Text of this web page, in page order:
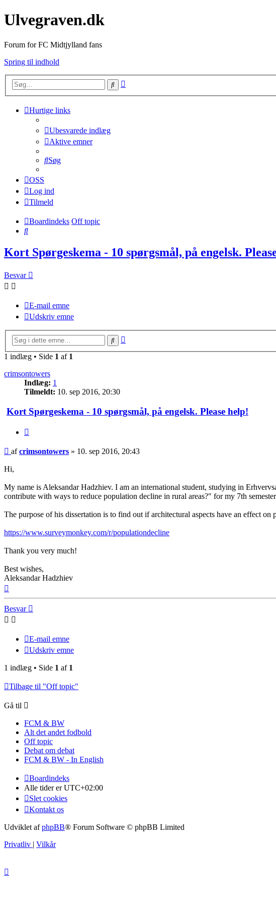
Ulvegraven.dk
Forum for FC Midtjylland fans
Spring til indhold
Søg
Hurtige links
Ubesvarede indlæg
Aktive emner
Søg
OSS
Log ind
Tilmeld
Boardindeks Off topic
Søg
Kort Spørgeskema - 10 spørgsmål, på engelsk.
Besvar
E-mail emne
Udskriv emne
Søg
1 indlæg • Side 1 af 1
crimsontowers
Indlæg: 1
Tilmeldt: 10. sep 2016, 20:30
Kort Spørgeskema - 10 spørgsmål, på engelsk. Please help!
Indlæg
afcrimsontowers » 10. sep 2016, 20:43
Hi,
My name is Aleksandar Hadzhiev. I am an international student, studying in
contribute with ways to reduce population decline in rural areas?" for my 7th
The purpose of his dissertation is to find out if architectural aspects have an effect
https://www.surveymonkey.com/r/populationdecline
Thank you very much!
Best wishes,
Aleksandar Hadzhiev
Besvar
E-mail emne
Udskriv emne
1 indlæg • Side 1 af 1
Tilbage til "Off topic"
Gå til
FCM & BW
Alt det andet fodbold
Off topic
Debat om debat
FCM & BW - In English
Boardindeks
Alle tider erUTC+02:00
Slet cookies
Kontakt os
Udviklet afphpBB® Forum Software © phpBB Limited
Privatliv | Vilkår